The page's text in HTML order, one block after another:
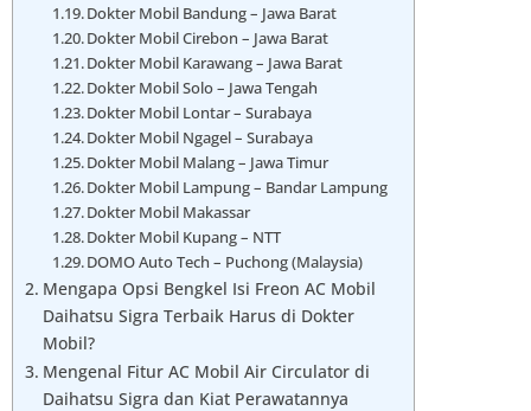
Dokter Mobil Bandung – Jawa Barat
Dokter Mobil Cirebon – Jawa Barat
Dokter Mobil Karawang – Jawa Barat
Dokter Mobil Solo – Jawa Tengah
Dokter Mobil Lontar – Surabaya
Dokter Mobil Ngagel – Surabaya
Dokter Mobil Malang – Jawa Timur
Dokter Mobil Lampung – Bandar Lampung
Dokter Mobil Makassar
Dokter Mobil Kupang – NTT
DOMO Auto Tech – Puchong (Malaysia)
Mengapa Opsi Bengkel Isi Freon AC Mobil
Daihatsu Sigra Terbaik Harus di Dokter
Mobil?
Mengenal Fitur AC Mobil Air Circulator di
Daihatsu Sigra dan Kiat Perawatannya